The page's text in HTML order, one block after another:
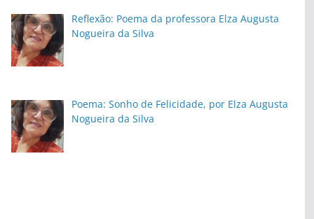
Reflexão: Poema da professora Elza Augusta
Nogueira da Silva
Poema: Sonho de Felicidade, por Elza Augusta
Nogueira da Silva